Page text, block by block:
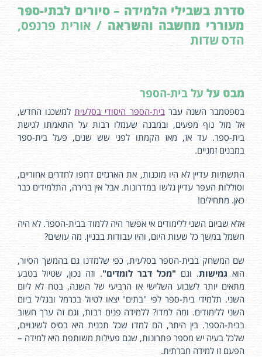
סדרת בשבילי הלמידה – סיורים לבתי-ספר
מעוררי מחשבה והשראה / אורית פרנפס,
הדס שדות
מבט על על בית-הספר
בספטמבר השנה עברבית-הספר היסודי בסלעיתלמשכנו החדש,
אל מול נוף מפעים, ובמבנה שעמלו רבות על התאמתו לגישת
בית-ספר. עד אז, מאז הקמתו לפני שש שנים, פעל בית-ספר
במבנים זמניים.
התשתיות עדיין לא היו מוכנות, את הארגזים דחפו לחדרים אחוריים,
וסוללות העפר עדיין גלשו במדרונות. אבל אין ברירה, התלמידים כבר
כאן. מתחילים!
אלא שביום השני ללימודים אי אפשר היה ללמוד בבית-הספר. לא היה
חשמל במשך כל שעות היום, והיו עבודות בבניין. מה עושים?
שם המשחק בבית-הספר בסלעית, כפי שלמדנו גם בהמשך הסיור,
הוא גמישות. וגם "מכל דבר לומדים". וזה נכון, שטיול בטבע
מתאים יותר לשבוע השלישי או הרביעי של השנה, בטח לא ליום
השני. תלמידי בית-ספר לפי "בתים" יצאו לטיול בכרמל ובגליל ביום
השני ללימודים. ומה למדו? ללמידה פנים רבות, וגם זה ערך חשוב
בבית-הספר. בין היתר, הם למדו שכל תכנית היא בסיס לשינויים,
שלכל בעיה יש מספר פתרונות, שגם פעילות משותפת היא למידה –
הפעם זו למידה חברתית.